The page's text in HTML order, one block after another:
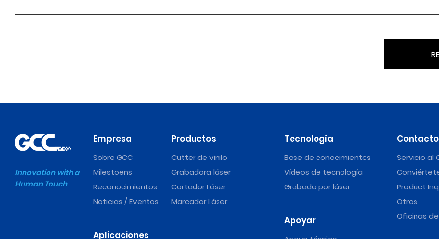
Innovation with a
Human Touch
Empresa
Sobre GCC
Milestoens
Reconocimientos
Noticias / Eventos
Aplicaciones
Productos
Cutter de vinilo
Grabadora láser
Cortador Láser
Marcador Láser
Tecnología
Base de conocimientos
Vídeos de tecnología
Grabado por láser
Apoyar
Contacto
Servicio al
Product
Otros
Oficinas de